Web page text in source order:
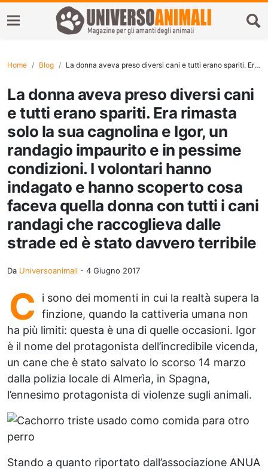
Home Blog La donna aveva preso diversi cani e tutti erano spariti. Era rimasta solo la sua cagnolina e Igor, un randagio impaurito e in pessime condizioni. I volontari hanno indagato e hanno scoperto cosa faceva quella donna con tutti i cani randagi che raccoglieva dalle strade ed è stato davvero terribile
La donna aveva preso diversi cani
e tutti erano spariti. Era rimasta
solo la sua cagnolina e Igor, un
randagio impaurito e in pessime
condizioni. I volontari hanno
indagato e hanno scoperto cosa
faceva quella donna con tutti i cani
randagi che raccoglieva dalle
strade ed è stato davvero terribile
Da Universoanimali - 4 Giugno 2017
C
i sono dei momenti in cui la realtà supera la
finzione, quando la cattiveria umana non
ha più limiti: questa è una di quelle occasioni. Igor
è il nome del protagonista dell’incredibile vicenda,
un cane che è stato salvato lo scorso 14 marzo
dalla polizia locale di Almerìa, in Spagna,
l’ennesimo protagonista di violenze sugli animali.
Stando a quanto riportato dall’associazione ANUA